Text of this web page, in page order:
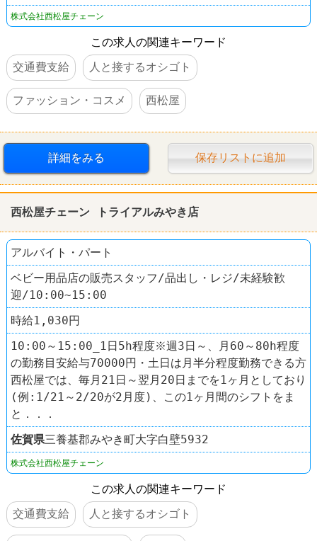
株式会社西松屋チェーン
この求人の関連キーワード
交通費支給
人と接するオシゴト
ファッション・コスメ 西松屋
詳細をみる 保存リストに追加
西松屋チェーン トライアルみやき店
アルバイト・パート
ベビー用品店の販売スタッフ/品出し・レジ/未経験歓
迎/10:00~15:00
時給1,030円
10:00～15:00_1日5h程度※週3日～、月60～80h程度
の勤務目安給与70000円・土日は月半分程度勤務できる方
西松屋では、毎月21日～翌月20日までを1ヶ月としており
(例:1/21～2/20が2月度)、この1ヶ月間のシフトをま
と．．．
佐賀県三養基郡みやき町大字白壁5932
株式会社西松屋チェーン
この求人の関連キーワード
交通費支給
人と接するオシゴト